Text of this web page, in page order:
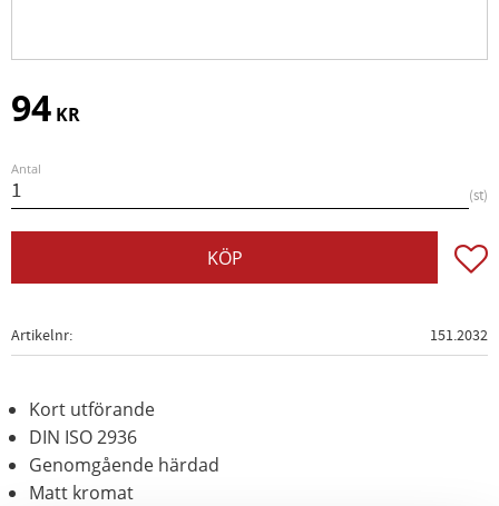
94 KR
Antal
st
KÖP
Artikelnr 151.2032
Kort utförande
DIN ISO 2936
Genomgående härdad
Matt kromat